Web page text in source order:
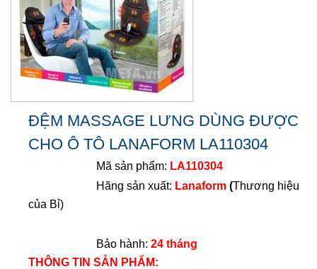
ĐỆM MASSAGE LƯNG DÙNG ĐƯỢC
CHO Ô TÔ LANAFORM LA110304
Mã sản phẩm: LA110304
Hãng sản xuất: Lanaform (Thương hiệu
của Bỉ)
Bảo hành: 24 tháng
THÔNG TIN SẢN PHẨM: